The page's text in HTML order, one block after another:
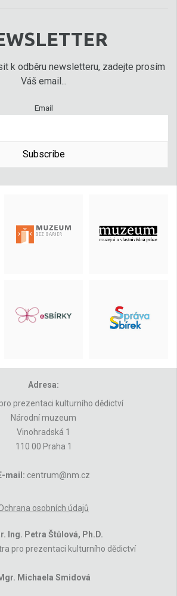
k odběru newsletteru, zadejte prosím
Váš email...
Email
Subscribe
Adresa:
prezentaci kulturního dědictví
Národní muzeum
Vinohradská 1
110 00 Praha 1
mail: centrum@nm.cz
osobních údajů
Ing. Petra Štůlová, Ph.D.
pro prezentaci kulturního dědictví
Michaela Smidová